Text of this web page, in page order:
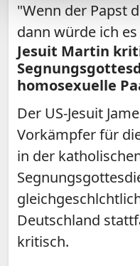
"Wenn der Papst
dann würde ich
Jesuit Martin
homosexuelle
Der US-Jesuit
Vorkämpfer für
in der
Deutschland
kritisch.